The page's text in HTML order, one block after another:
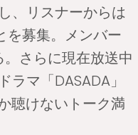
、リスナーからは
を募集。メンバー
さらに現在放送中
ラマ「DASADA」
聴けないトーク満